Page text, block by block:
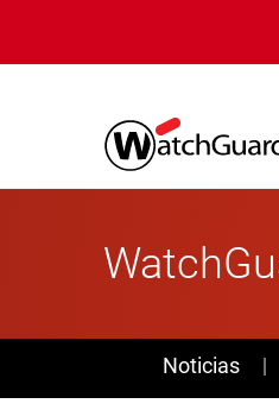
News
Noticias